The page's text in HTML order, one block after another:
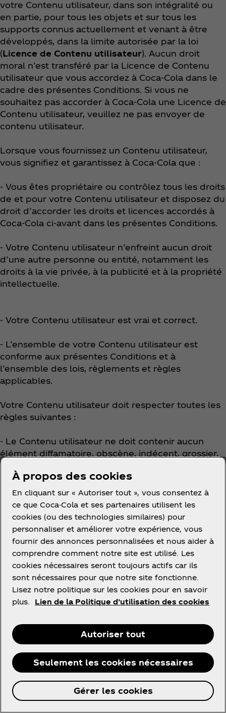
votre Contenu utilisateur, dans son intégralité ou
en partie, pour tous les objets et sur tous les
supports connus actuellement et venant à être
développés, dans la limite autorisée par la loi
(Licence de Contenu utilisateur). Aucun droit
moral n’est transféré par la Licence de Contenu
utilisateur que vous accordez à Coca‑Cola dans le
cadre des présentes Conditions. Si vous ne
souhaitez pas accorder à Coca‑Cola une Licence de
Contenu utilisateur, veuillez ne pas envoyer de
contenu utilisateur.
Lorsque vous fournissez un Contenu utilisateur,
vous signifiez et garantissez à Coca‑Cola que :
- Vous êtes propriétaire ou contrôlez tous les droits
de et pour votre Contenu utilisateur et disposez du
droit d’accorder les droits et licences accordés à
Coca‑Cola ci-avant dans les présentes Conditions.
- Votre Contenu utilisateur n’enfreint aucun droit
d’une autre personne ou entité, notamment les
droits à la vie privée, à la publicité et à la propriété
intellectuelle.
- Votre Contenu utilisateur est vrai et correct.
- L’ensemble de votre Contenu utilisateur est
conforme aux présentes Conditions et à
l’ensemble des lois, règlements et règles
applicables.
Votre Contenu utilisateur doit respecter toutes les
règles suivantes :
- Le Contenu utilisateur ne doit contenir aucun
élément diffamatoire, obscène, indécent, grossier,
offensant, harcelant, violent, haineux, incendiaire ou
autrement répréhensible.
- Le Contenu utilisateur ne doit pas faire la
promotion de supports pornographiques ou
sexuellement explicites, de la violence ou de la
discrimination basée sur la race, la religion, la
nationalité, le handicap, le genre, l’orientation
sexuelle, l’identité de genre ou l’âge.
- Le Contenu utilisateur ne doit pas duper ou
chercher à duper qui que ce soit.
- Le Contenu utilisateur ne doit pas faire la
promotion de quelque activité illégale ou
recommander, promouvoir ou contribuer à un acte
illicite.
- Le Contenu utilisateur ne doit pas dénaturer votre
identité ou affiliation à une personne ou
À propos des cookies
En cliquant sur « Autoriser tout », vous consentez à
ce que Coca-Cola et ses partenaires utilisent les
cookies (ou des technologies similaires) pour
personnaliser et améliorer votre expérience, vous
fournir des annonces personnalisées et nous aider à
comprendre comment notre site est utilisé. Les
cookies nécessaires seront toujours actifs car ils
sont nécessaires pour que notre site fonctionne.
Lisez notre politique sur les cookies pour en savoir
plus.
Lien de la Politique d’utilisation des cookies
Autoriser tout
Seulement les cookies nécessaires
Gérer les cookies